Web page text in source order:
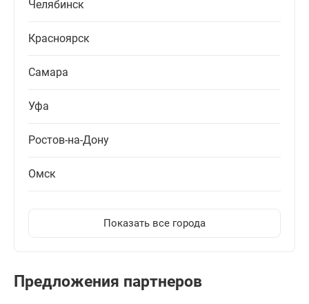
Челябинск
Красноярск
Самара
Уфа
Ростов-на-Дону
Омск
Показать все города
Предложения партнеров